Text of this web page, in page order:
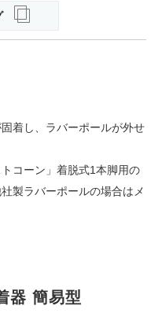
着し、ラバーポールが外せ
コーン」着脱式1本脚用の
製ラバーポールの場合はメ
器 簡易型